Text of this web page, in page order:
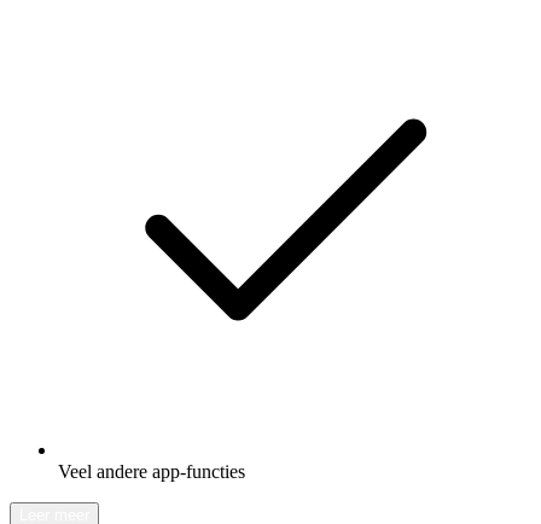
Veel andere app-functies